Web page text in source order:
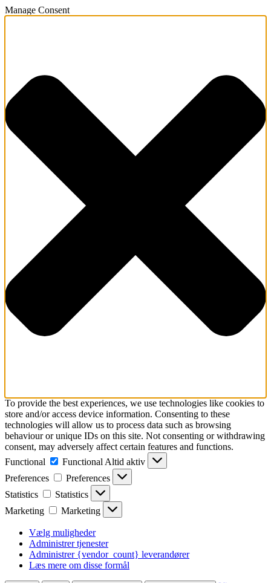
Manage Consent
To provide the best experiences, we use technologies like cookies to
store and/or access device information. Consenting to these
technologies will allow us to process data such as browsing
behaviour or unique IDs on this site. Not consenting or withdrawing
consent, may adversely affect certain features and functions.
Functional
Functional Altid aktiv
Preferences
Preferences
Statistics
Statistics
Marketing
Marketing
Vælg muligheder
Administrer tjenester
Administrer {vendor_count} leverandører
Læs mere om disse formål